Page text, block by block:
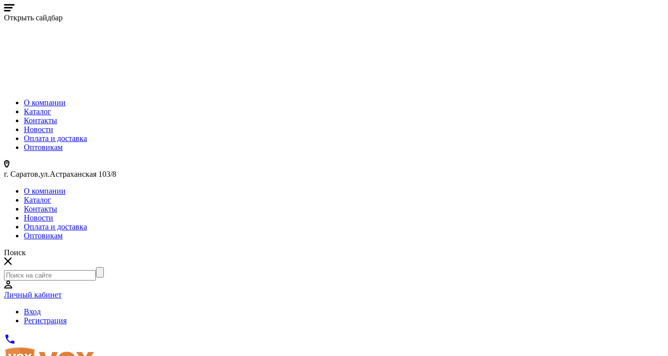
Открыть сайдбар
О компании
Каталог
Контакты
Новости
Оплата и доставка
Оптовикам
г. Саратов,ул.Астраханская 103/8
О компании
Каталог
Контакты
Новости
Оплата и доставка
Оптовикам
Поиск
Личный кабинет
Вход
Регистрация
phone